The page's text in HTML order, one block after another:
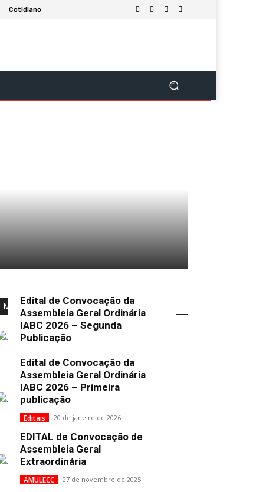
Cotidiano
Mais Popular
Edital de Convocação da
Assembleia Geral Ordinária
IABC 2026 – Segunda
Publicação
Edital de Convocação da
Assembleia Geral Ordinária
IABC 2026 – Primeira
publicação
Editais 20 de janeiro de 2026
EDITAL de Convocação de
Assembleia Geral
Extraordinária
AMULECC 27 de novembro de 2025